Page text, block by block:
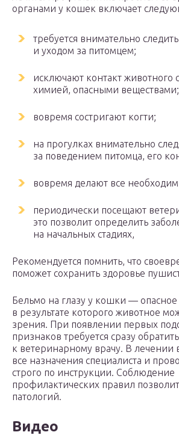
органами у кошек включает
требуется внимательно
и уходом за питомцем;
исключают контакт животного
химией, опасными веществами;
вовремя состригают когти;
на прогулках внимательно
за поведением питомца, его
вовремя делают все
периодически посещают
это позволит определить
на начальных стадиях,
Рекомендуется помнить, что
поможет сохранить здоровье
Бельмо на глазу у кошки — опасное
в результате которого животное
зрения. При появлении первых
признаков требуется сразу
к ветеринарному врачу. В лечении
все назначения специалиста и
строго по инструкции. Соблюдение
профилактических правил
патологий.
Видео